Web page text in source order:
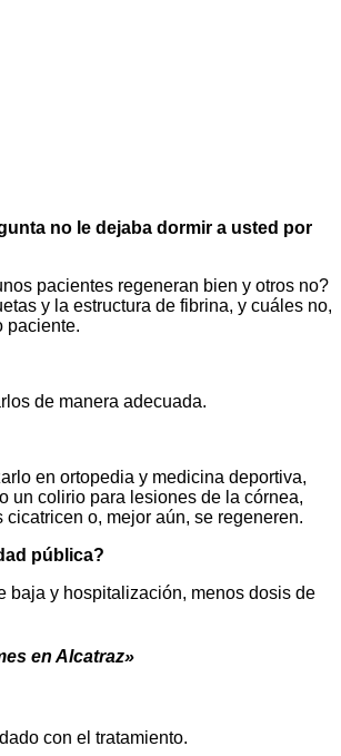
no le dejaba dormir a usted por
pacientes regeneran bien y otros no?
y la estructura de fibrina, y cuáles no,
paciente.
de manera adecuada.
en ortopedia y medicina deportiva,
un colirio para lesiones de la córnea,
o, mejor aún, se regeneren.
pública?
baja y hospitalización, menos dosis de
en Alcatraz»
con el tratamiento.